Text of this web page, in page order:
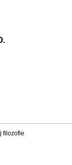
filozofie